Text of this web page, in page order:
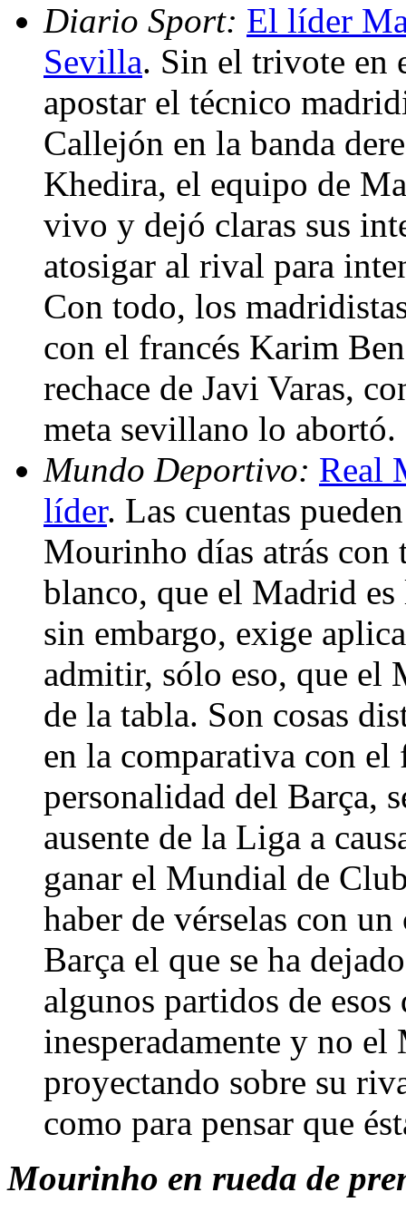
Diario Sport: El líder
Sevilla. Sin el trivote en
apostar el técnico
Callejón en la banda
Khedira, el equipo de
vivo y dejó claras sus
atosigar al rival para
Con todo, los
con el francés Karim
rechace de Javi Varas,
meta sevillano lo
Mundo Deportivo: Real
líder. Las cuentas
Mourinho días atrás con
blanco, que el Madrid
sin embargo, exige
admitir, sólo eso, que el
de la tabla. Son cosas
en la comparativa con
personalidad del Barça,
ausente de la Liga a
ganar el Mundial de
haber de vérselas con
Barça el que se ha
algunos partidos de
inesperadamente y no el
proyectando sobre su
como para pensar que
Mourinho en rueda de